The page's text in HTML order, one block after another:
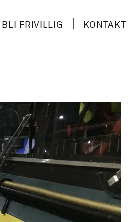
BLI FRIVILLIG KONTAKT